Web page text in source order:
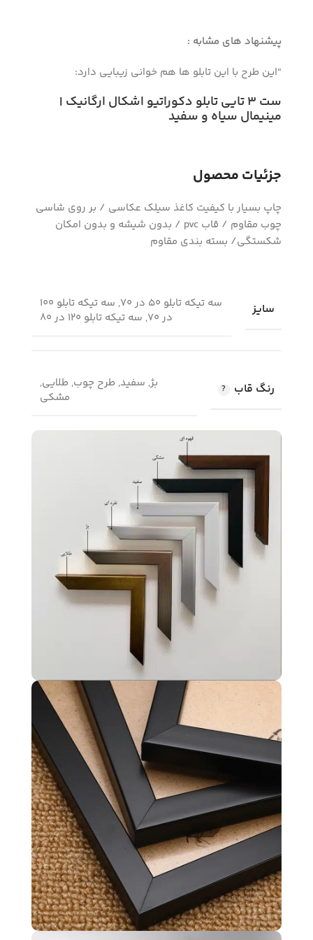
پیشنهاد های مشابه :
“این طرح با این تابلو ها هم خوانی زیبایی دارد:
ست ۳ تایی تابلو دکوراتیو اشکال ارگانیک |
مینیمال سیاه و سفید
جزئیات محصول
چاپ بسیار با کیفیت کاغذ سیلک عکاسی / بر روی شاسی
چوب مقاوم / قاب pvc / بدون شیشه و بدون امکان
شکستگی/ بسته بندی مقاوم
سایز
سه تیکه تابلو 50 در 70, سه تیکه تابلو 100
در 70, سه تیکه تابلو 120 در 80
رنگ قاب
بژ, سفید, طرح چوب, طلایی,
مشکی